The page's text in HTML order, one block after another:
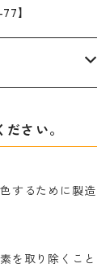
料用）
再汚染防止剤
】
さい。
するために製造
を取り除くこと